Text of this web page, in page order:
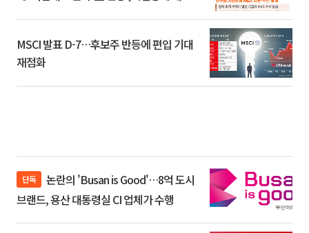
MSCI 발표 D-7…후보주 반등에 편입 기대
재점화
단독
브랜드, 용산 대통령실 CI 업체가 수행